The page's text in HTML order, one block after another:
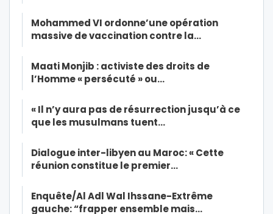
Mohammed VI ordonne’une opération
massive de vaccination contre la…
Maati Monjib : activiste des droits de
l’Homme « persécuté » ou…
« Il n’y aura pas de résurrection jusqu’à ce
que les musulmans tuent…
Dialogue inter-libyen au Maroc: « Cette
réunion constitue le premier…
Enquête/Al Adl Wal Ihssane-Extrême
gauche: “frapper ensemble mais…